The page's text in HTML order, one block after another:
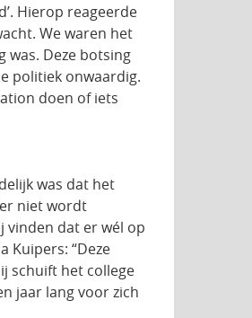
Hierop reageerde
We waren het
was. Deze botsing
politiek onwaardig.
doen of iets
was dat het
niet wordt
vinden dat er wél op
Kuipers: “Deze
schuift het college
jaar lang voor zich